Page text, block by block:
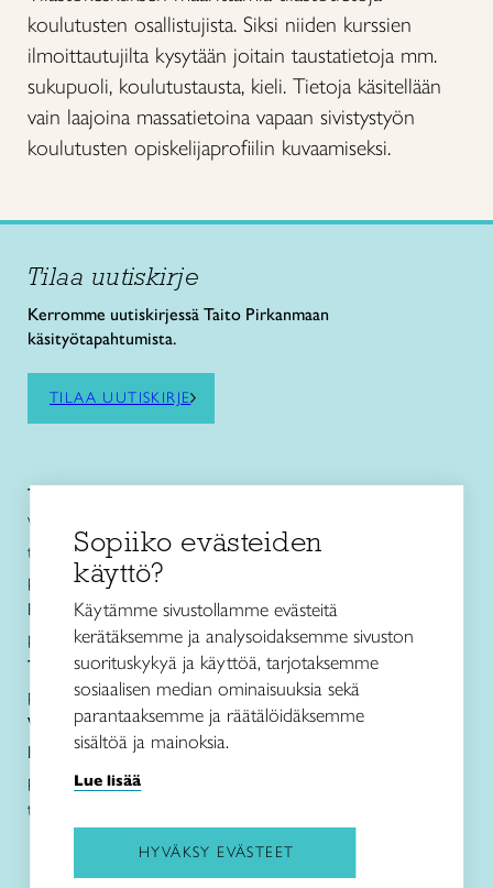
koulutusten osallistujista. Siksi niiden kurssien
ilmoittautujilta kysytään joitain taustatietoja mm.
sukupuoli, koulutustausta, kieli. Tietoja käsitellään
vain laajoina massatietoina vapaan sivistystyön
koulutusten opiskelijaprofiilin kuvaamiseksi.
Tilaa uutiskirje
Kerromme uutiskirjessä Taito Pirkanmaan
käsityötapahtumista.
TILAA UUTISKIRJE
Taito Pirkanmaa ry
Vuolteentori 2, 33100 Tampere
toimisto@taitopirkanmaa.fi
p. 050 471 0691
Käsityö- ja muotoilukoulu Näpsä
p. 050 560 6332
Taito Shop Tampere
p. 050 598 4367
Verkkokauppa
Lanka- ja ohjetiedustelut sekä jälleenmyynti
p. 050 594 1917
taitopirkanmaa@taitopirkanmaa.fi
Sopiiko evästeiden
käyttö?
Käytämme sivustollamme evästeitä
kerätäksemme ja analysoidaksemme sivuston
suorituskykyä ja käyttöä, tarjotaksemme
sosiaalisen median ominaisuuksia sekä
parantaaksemme ja räätälöidäksemme
sisältöä ja mainoksia.
Lue lisää
HYVÄKSY EVÄSTEET